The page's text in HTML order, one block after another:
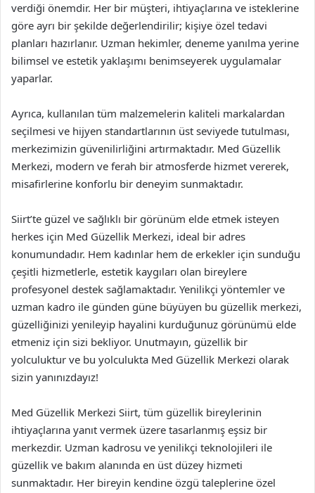
verdiği önemdir. Her bir müşteri, ihtiyaçlarına ve isteklerine
göre ayrı bir şekilde değerlendirilir; kişiye özel tedavi
planları hazırlanır. Uzman hekimler, deneme yanılma yerine
bilimsel ve estetik yaklaşımı benimseyerek uygulamalar
yaparlar.
Ayrıca, kullanılan tüm malzemelerin kaliteli markalardan
seçilmesi ve hijyen standartlarının üst seviyede tutulması,
merkezimizin güvenilirliğini artırmaktadır. Med Güzellik
Merkezi, modern ve ferah bir atmosferde hizmet vererek,
misafirlerine konforlu bir deneyim sunmaktadır.
Siirt’te güzel ve sağlıklı bir görünüm elde etmek isteyen
herkes için Med Güzellik Merkezi, ideal bir adres
konumundadır. Hem kadınlar hem de erkekler için sunduğu
çeşitli hizmetlerle, estetik kaygıları olan bireylere
profesyonel destek sağlamaktadır. Yenilikçi yöntemler ve
uzman kadro ile günden güne büyüyen bu güzellik merkezi,
güzelliğinizi yenileyip hayalini kurduğunuz görünümü elde
etmeniz için sizi bekliyor. Unutmayın, güzellik bir
yolculuktur ve bu yolculukta Med Güzellik Merkezi olarak
sizin yanınızdayız!
Med Güzellik Merkezi Siirt, tüm güzellik bireylerinin
ihtiyaçlarına yanıt vermek üzere tasarlanmış eşsiz bir
merkezdir. Uzman kadrosu ve yenilikçi teknolojileri ile
güzellik ve bakım alanında en üst düzey hizmeti
sunmaktadır. Her bireyin kendine özgü taleplerine özel